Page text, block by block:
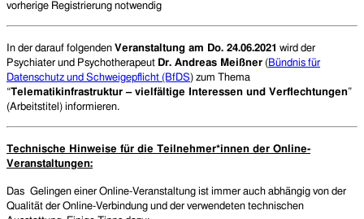
vorherige Registrierung notwendig
In der darauf folgenden Veranstaltung am Do. 24.06.2021 wird der
Psychiater und Psychotherapeut Dr. Andreas Meißner ( Bündnis für
Datenschutz und Schweigepflicht (BfDS) zum Thema
“Telematikinfrastruktur – vielfältige Interessen und Verflechtungen”
(Arbeitstitel) informieren.
Technische Hinweise für die Teilnehmer*innen der Online-
Veranstaltungen:
Das Gelingen einer Online-Veranstaltung ist immer auch abhängig von der
Qualität der Online-Verbindung und der verwendeten technischen